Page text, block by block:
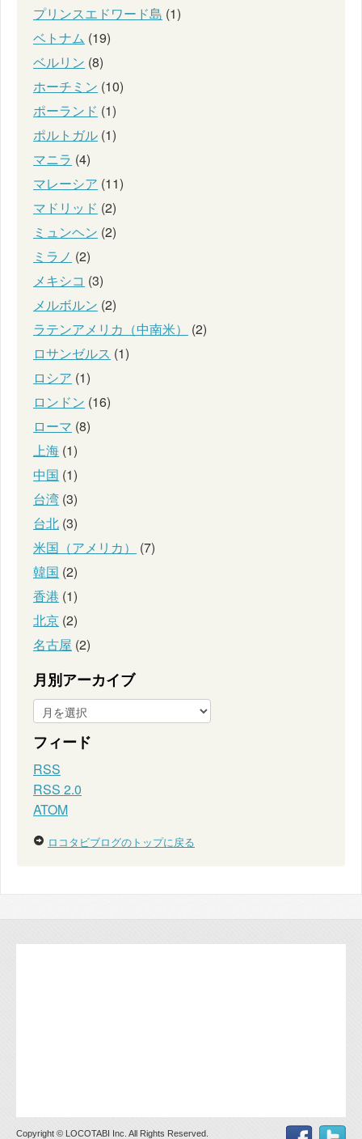
プリンスエドワード島 (1)
ベトナム (19)
ベルリン (8)
ホーチミン (10)
ポーランド (1)
ポルトガル (1)
マニラ (4)
マレーシア (11)
マドリッド (2)
ミュンヘン (2)
ミラノ (2)
メキシコ (3)
メルボルン (2)
ラテンアメリカ（中南米）
(2)
ロサンゼルス (1)
ロシア (1)
ロンドン (16)
ローマ (8)
上海 (1)
中国 (1)
台湾 (3)
台北 (3)
米国（アメリカ）
(7)
韓国 (2)
香港 (1)
北京 (2)
名古屋 (2)
月別アーカイブ
フィード
RSS
RSS 2.0
ATOM
ロコタビブログのトップに戻る
Copyright © LOCOTABI Inc. All Rights Reserved.